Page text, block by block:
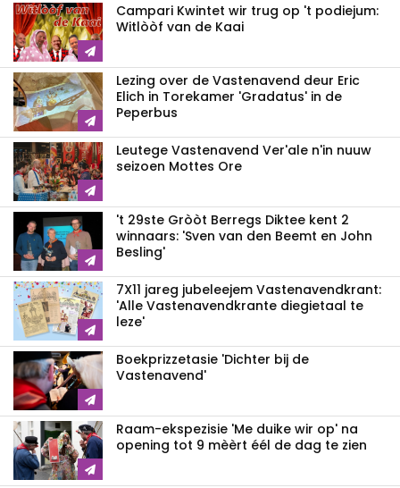
Campari Kwintet wir trug op 't podiejum:
Witlòòf van de Kaai
Lezing over de Vastenavend deur Eric
Elich in Torekamer 'Gradatus' in de
Peperbus
Leutege Vastenavend Ver'ale n'in nuuw
seizoen Mottes Ore
't 29ste Gròòt Berregs Diktee kent 2
winnaars: 'Sven van den Beemt en John
Besling'
7X11 jareg jubeleejem Vastenavendkrant:
'Alle Vastenavendkrante diegietaal te
leze'
Boekprizzetasie 'Dichter bij de
Vastenavend'
Raam-ekspezisie 'Me duike wir op' na
opening tot 9 mèèrt éél de dag te zien